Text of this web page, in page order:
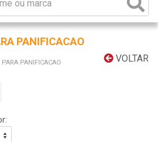
PANIFICACAO
VOLTAR
PARA PANIFICACAO